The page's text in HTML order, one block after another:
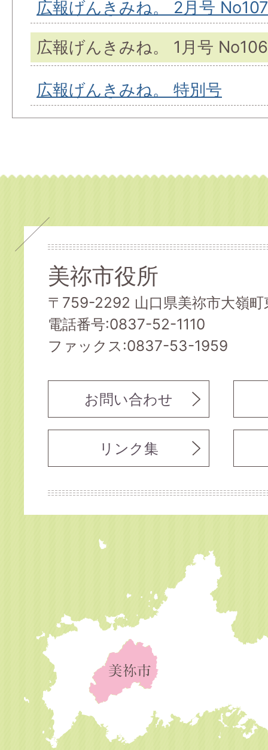
広報げんきみね。 2月号 No107
広報げんきみね。 1月号 No106
広報げんきみね。 特別号
美祢市役所
〒759-2292 山口県美祢市大嶺
電話番号:0837-52-1110
ファックス:0837-53-1959
お問い合わせ
リンク集